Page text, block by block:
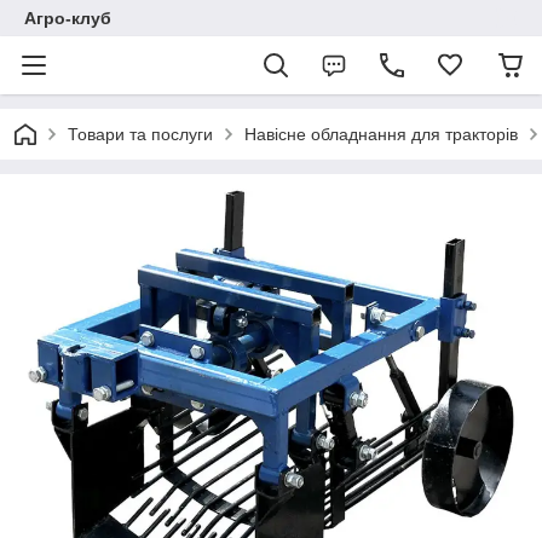
Агро-клуб
Товари та послуги Навісне обладнання для тракторів